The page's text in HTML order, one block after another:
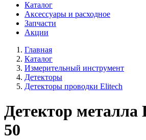
Каталог
Аксессуары и расходное
Запчасти
Акции
Главная
Каталог
Измерительный инструмент
Детекторы
Детекторы проводки Elitech
Детектор
50